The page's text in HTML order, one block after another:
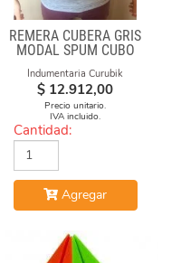
REMERA CUBERA GRIS
MODAL SPUM CUBO
Indumentaria Curubik
$ 12.912,00
Precio unitario.
IVA incluido.
Cantidad:
Agregar